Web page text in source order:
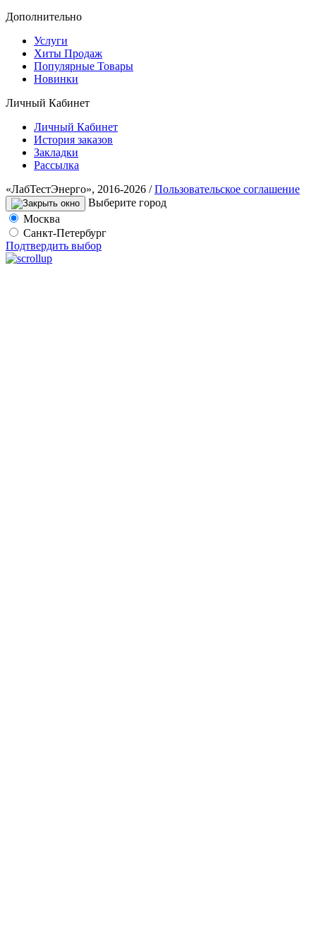
Дополнительно
Услуги
Хиты Продаж
Популярные Товары
Новинки
Личный Кабинет
Личный Кабинет
История заказов
Закладки
Рассылка
«ЛабТестЭнерго», 2016-2026 /Пользовательское соглашение
Выберите город
Москва
Санкт-Петербург
Подтвердить выбор